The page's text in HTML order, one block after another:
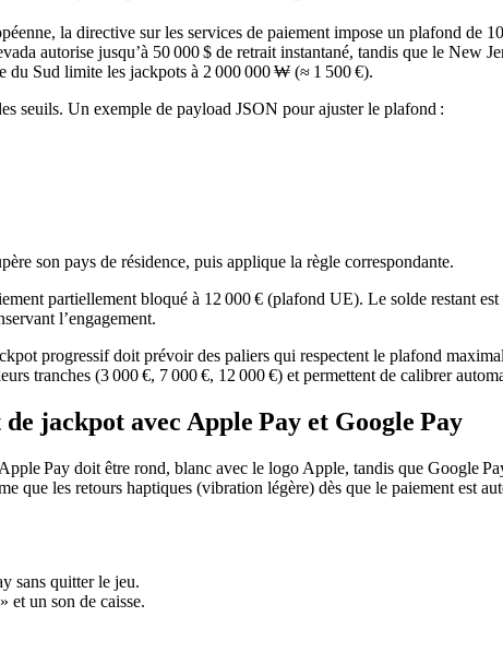
la directive sur les services de paiement impose un plafond de
autorise jusqu’à 50 000 $ de retrait instantané, tandis que le New
du Sud limite les jackpots à 2 000 000 ₩ (≈ 1 500 €).
seuils. Un exemple de payload JSON pour ajuster le plafond :
son pays de résidence, puis applique la règle correspondante.
partiellement bloqué à 12 000 € (plafond UE). Le solde restant
l’engagement.
progressif doit prévoir des paliers qui respectent le plafond
tranches (3 000 €, 7 000 €, 12 000 €) et permettent de calibrer
jackpot avec Apple Pay et Google Pay
Pay doit être rond, blanc avec le logo Apple, tandis que Google
que les retours haptiques (vibration légère) dès que le paiement est
sans quitter le jeu.
et un son de caisse.